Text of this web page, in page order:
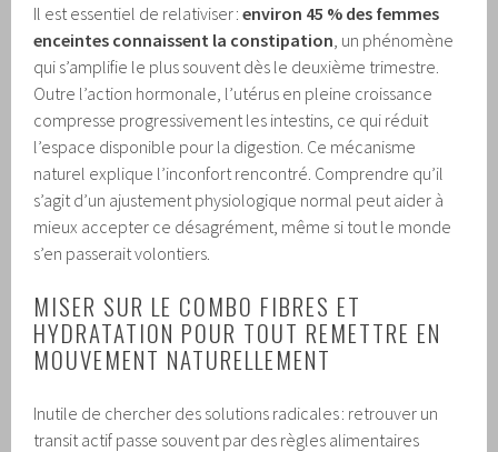
Il est essentiel de relativiser :environ 45 % des femmes
enceintes connaissent la constipation , un phénomène
qui s’amplifie le plus souvent dès le deuxième trimestre.
Outre l’action hormonale, l’utérus en pleine croissance
compresse progressivement les intestins, ce qui réduit
l’espace disponible pour la digestion. Ce mécanisme
naturel explique l’inconfort rencontré. Comprendre qu’il
s’agit d’un ajustement physiologique normal peut aider à
mieux accepter ce désagrément, même si tout le monde
s’en passerait volontiers.
MISER SUR LE COMBO FIBRES ET
HYDRATATION POUR TOUT REMETTRE EN
MOUVEMENT NATURELLEMENT
Inutile de chercher des solutions radicales : retrouver un
transit actif passe souvent par des règles alimentaires